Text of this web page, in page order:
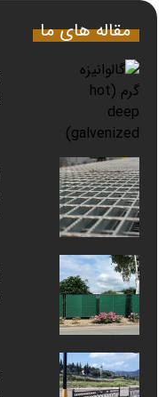
مقاله های ما